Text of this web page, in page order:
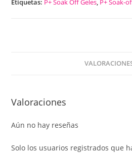
Etiquetas: P+ Soak Off Geles, P+ Soak-
Valoraciones
Aún no hay reseñas
Solo los usuarios registrados que